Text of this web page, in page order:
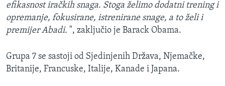
efikasnost iračkih snaga. Stoga želimo dodatni trening i
opremanje, fokusirane, istrenirane snage, a to želi i
premijer Abadi. ", zaključio je Barack Obama.
Grupa 7 se sastoji od Sjedinjenih Država, Njemačke,
Britanije, Francuske, Italije, Kanade i Japana.